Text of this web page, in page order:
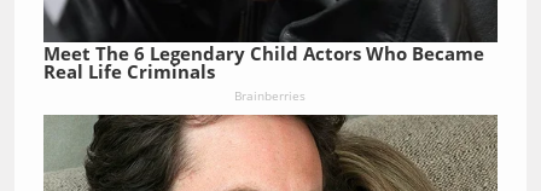
Meet The 6 Legendary Child Actors Who Became
Real Life Criminals
Brainberries